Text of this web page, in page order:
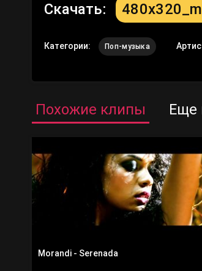
Скачать:
Категории: Поп-музыка
Похожие клипы Еще
Morandi - Serenada